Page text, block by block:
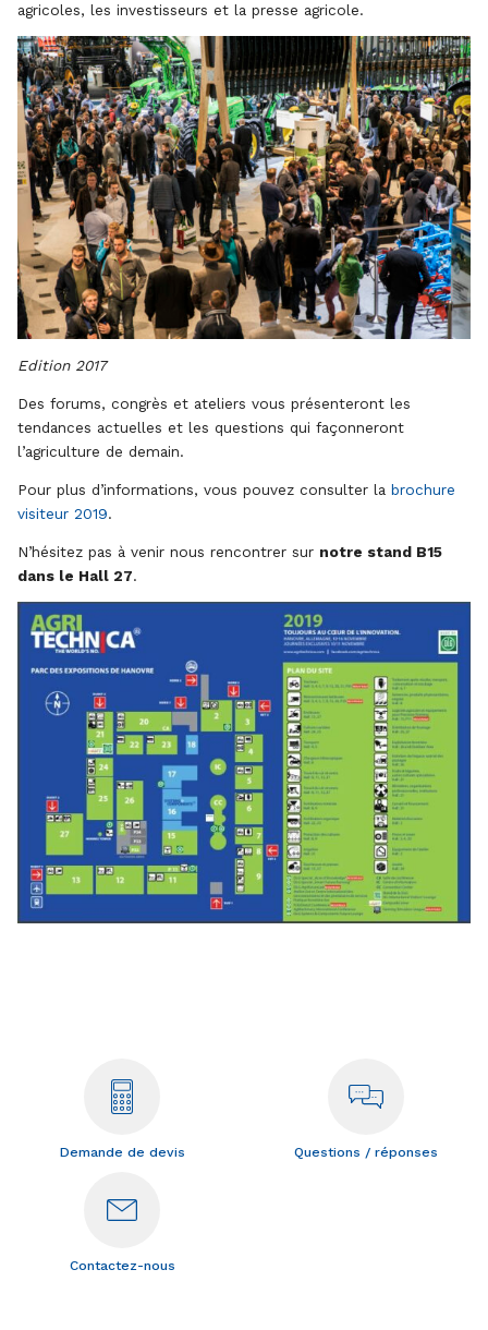
agricoles, les investisseurs et la presse agricole.
Edition 2017
Des forums, congrès et ateliers vous présenteront les
tendances actuelles et les questions qui façonneront
l’agriculture de demain.
Pour plus d’informations, vous pouvez consulter la brochure
visiteur 2019.
N’hésitez pas à venir nous rencontrer sur notre stand B15
dans le Hall 27.
Demande de devis Questions / réponses
Contactez-nous